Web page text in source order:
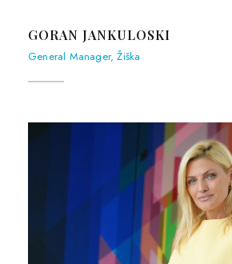
GORAN JANKULOSKI
General Manager, Žiška